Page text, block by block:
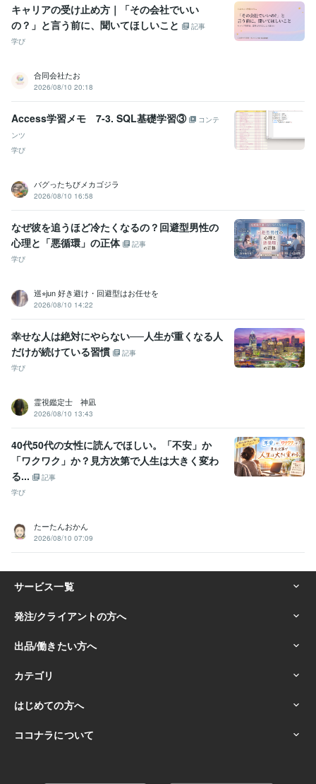
Canva:3年Excel:35年freee:3年ChatGPT:1年ペライチ:1年
Google サイト:1年
Google スプレッドシート:1年
Google スライド:1年
PowerPoint:25年
Word:30年
その他ツール
Gemini:1年notobookLM:0年
得意分野
合格小論文の書き方　伝授
大学入試
仕事
学歴
語学力
英語
キャリアの受け止め方｜「その会社でいい
の？」と言う前に、聞いてほしいこと
記事
学び
合同会社たお
2026/08/10 20:18
Access学習メモ 7-3. SQL基礎学習③
コンテ
ンツ
学び
バグったちびメカゴジラ
2026/08/10 16:58
なぜ彼を追うほど冷たくなるの？回避型男性の
心理と「悪循環」の正体
記事
学び
巡⭐︎jun 好き避け・回避型はお任せを
2026/08/10 14:22
幸せな人は絶対にやらない──人生が重くなる人
だけが続けている習慣
記事
学び
霊視鑑定士 神凪
2026/08/10 13:43
40代50代の女性に読んでほしい。「不安」か
「ワクワク」か？見方次第で人生は大きく変わ
る...
記事
学び
たーたんおかん
2026/08/10 07:09